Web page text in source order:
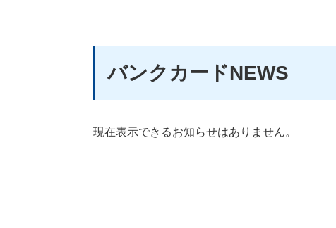
バンクカードNEWS
現在表示できるお知らせはありません。